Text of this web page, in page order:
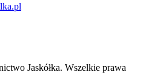
Jaskółka. Wszelkie prawa